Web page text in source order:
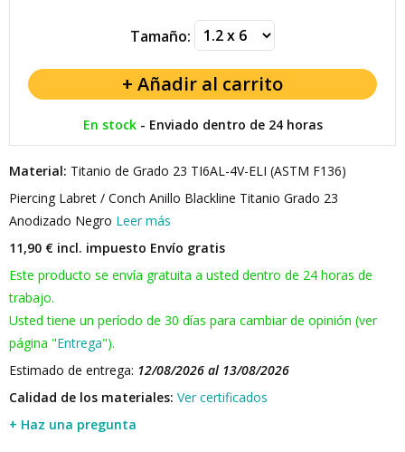
Tamaño:
En stock- Enviado dentro de 24 horas
Material: Titanio de Grado 23 TI6AL-4V-ELI (ASTM F136)
Piercing Labret / Conch Anillo Blackline Titanio Grado 23
Anodizado Negro Leer más
11,90 € incl. impuesto Envío gratis
Este producto se envía gratuita a usted dentro de 24 horas de
trabajo.
Usted tiene un período de 30 días para cambiar de opinión (ver
página "Entrega").
Estimado de entrega: 12/08/2026 al 13/08/2026
Calidad de los materiales: Ver certificados
+ Haz una pregunta